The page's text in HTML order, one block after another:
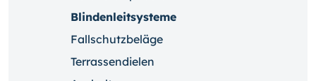
Blindenleitsysteme
Fallschutzbeläge
Terrassendielen